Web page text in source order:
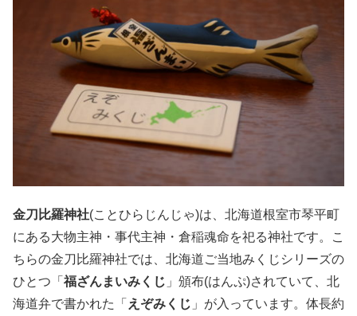
金刀比羅神社(ことひらじんじゃ)は、北海道根室市琴平町
にある大物主神・事代主神・倉稲魂命を祀る神社です。こ
ちらの金刀比羅神社では、北海道ご当地みくじシリーズの
ひとつ「 福ざんまいみくじ 」頒布(はんぷ)されていて、北
海道弁で書かれた「 えぞみくじ 」が入っています。体長約